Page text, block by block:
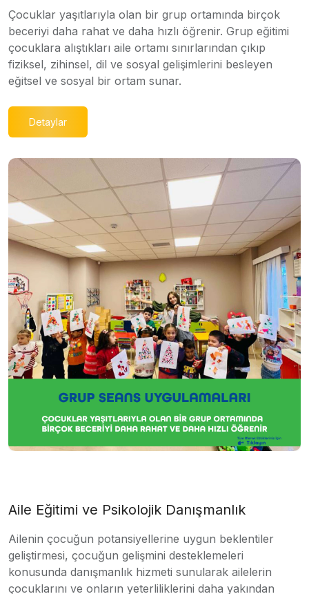
Çocuklar yaşıtlarıyla olan bir grup ortamında birçok
beceriyi daha rahat ve daha hızlı öğrenir. Grup eğitimi
çocuklara alıştıkları aile ortamı sınırlarından çıkıp
fiziksel, zihinsel, dil ve sosyal gelişimlerini besleyen
eğitsel ve sosyal bir ortam sunar.
Detaylar
Aile Eğitimi ve Psikolojik Danışmanlık
Ailenin çocuğun potansiyellerine uygun beklentiler
geliştirmesi, çocuğun gelişmini desteklemeleri
konusunda danışmanlık hizmeti sunularak ailelerin
çocuklarını ve onların yeterliliklerini daha yakından